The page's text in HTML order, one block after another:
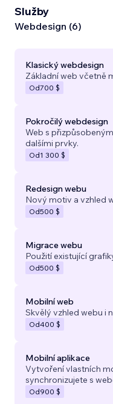
Služby
Webdesign (6)
Klasický webdesign
Základní web včetně
Od700 $
Pokročilý webdesign
Web s
dalšími prvky.
Od1 300 $
Redesign webu
Nový motiv a vzhled
Od500 $
Migrace webu
Použití existující
Od500 $
Mobilní web
Skvělý vzhled webu i
Od400 $
Mobilní aplikace
Vytvoření vlastních
synchronizujete s
Od900 $